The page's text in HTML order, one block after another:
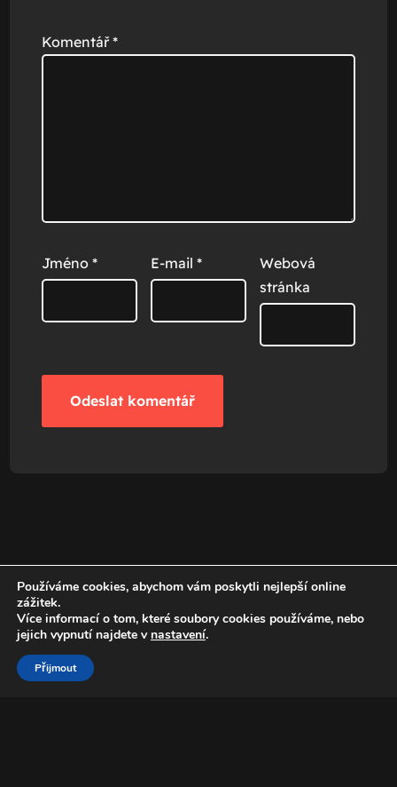
Komentář *
Jméno * E-mail *
Webová
stránka
Používáme cookies, abychom vám poskytli nejlepší online
zážitek.
Více informací o tom, které soubory cookies používáme, nebo
jejich vypnutí najdete v nastavení.
Přijmout